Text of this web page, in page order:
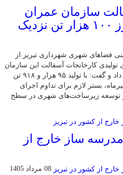
سازمان عمران
شهرداری تبریز به مرز ۱۰۰ هزار تن نزدیک
فضاهای شهری شهرداری تبریز از
کارخانجات آسفالت این سازمان
در چهار ماه نخست سال ۱۴۰۵ خبر داد و گفت: با تولید ۹۵ هزار و ۹۱۸ تن
بستر لازم برای تداوم اجرای
و توسعه زیرساخت‌های شهری در سطح
‌ساز خارج از
08 مرداد 1405